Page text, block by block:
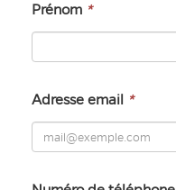
Prénom *
Adresse email *